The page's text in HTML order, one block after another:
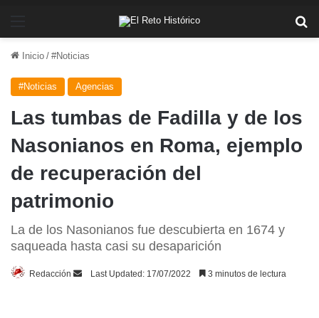
Inicio / #Noticias
#Noticias Agencias
Las tumbas de Fadilla y de los
Nasonianos en Roma, ejemplo
de recuperación del
patrimonio
La de los Nasonianos fue descubierta en 1674 y
saqueada hasta casi su desaparición
Redacción
SendLast Updated: 17/07/2022 3 minutos de lectura